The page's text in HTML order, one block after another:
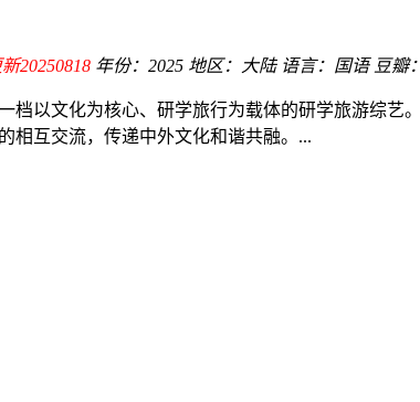
新20250818 年份： 2025 地区： 大陆 语言： 国语 豆瓣
档以文化为核心、研学旅行为载体的研学旅游综
相互交流，传递中外文化和谐共融。...